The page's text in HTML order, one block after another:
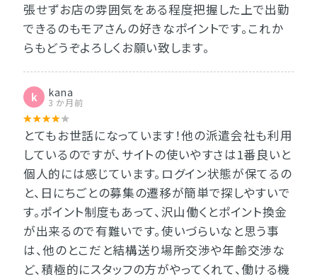
張せずお店の雰囲気をある程度把握した上で出勤
できるのもモアさんの好きなポイントです。これか
らもどうぞよろしくお願い致します。
k kana
3 か月前
とてもお世話になっています！他の派遣会社も利用
しているのですが、サイトの使いやすさは1番良いと
個人的には感じています。ログイン状態が保てるの
と、日にちごとの募集の遷移が簡単で探しやすいで
す。ポイント制度もあって、沢山働くとポイント換金
が出来るので有難いです。使いづらいなと思う事
は、他のとこだと結構送り場所交渉や年齢交渉な
ど、積極的にスタッフの方がやってくれて、働ける機